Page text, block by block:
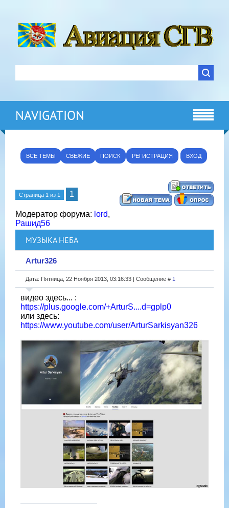
NAVIGATION
ВСЕ ТЕМЫ СВЕЖИЕ ПОИСК РЕГИСТРАЦИЯ ВХОД
Страница 1 из 1 1
Модератор форума: lord,
Рашид56
МУЗЫКА НЕБА
Artur326
Дата: Пятница, 22 Ноября 2013, 03:16:33 | Сообщение # 1
видео здесь... :
https://plus.google.com/+ArturS....d=gplp0
или здесь:
https://www.youtube.com/user/ArturSarkisyan326